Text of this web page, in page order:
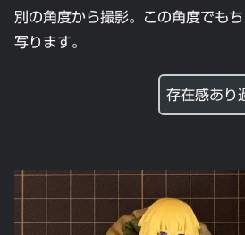
別の角度から撮影。この角度でも
写ります。
存在感あり